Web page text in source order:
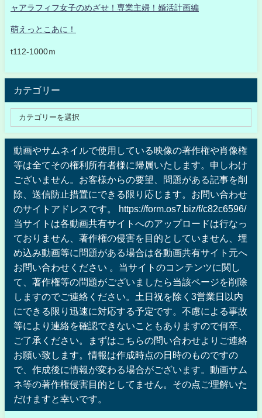
ャアラフィフ女子のめざせ！専業主婦！婚活計画編
萌えっとこあに！
t112-1000ｍ
カテゴリー
動画やサムネイルで使用している映像の著作権や肖像権
等は全てその権利所有者様に帰属いたします。申しわけ
ございません。お客様からの要望、問題がある記事を削
除、送信防止措置にできる限り応じます。お問い合わせ
のサイトアドレスです。 https://form.os7.biz/f/c82c6596/
当サイトは各動画共有サイトへのアップロードは行なっ
ておりません、著作権の侵害を目的としていません、埋
め込み動画等に問題がある場合は各動画共有サイト元へ
お問い合わせください 。当サイトのコンテンツに関し
て、著作権等の問題がございましたら当該ページを削除
しますのでご連絡ください。土日祝を除く3営業日以内
にできる限り迅速に対応する予定です。不慮による事故
等により連絡を確認できないこともありますので何卒、
ご了承ください。まずはこちらの問い合わせよりご連絡
お願い致します。情報は作成時点の日時のものですの
で、作成後に情報が変わる場合がございます。動画サム
ネ等の著作権侵害目的としてません。その点ご理解いた
だけますと幸いです。